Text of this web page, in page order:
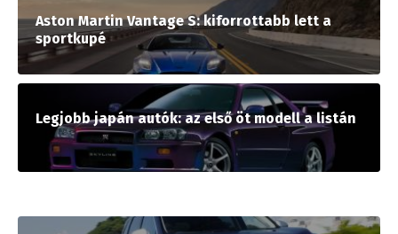
Aston Martin Vantage S: kiforrottabb lett a
sportkupé
Legjobb japán autók: az első öt modell a listán